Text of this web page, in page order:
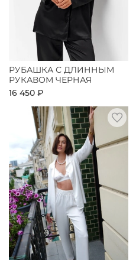
РУБАШКА С ДЛИННЫМ
РУКАВОМ ЧЕРНАЯ
16 450 ₽